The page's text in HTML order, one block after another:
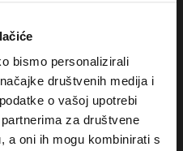
bismo personalizirali
društvenih medija i
o vašoj upotrebi
za društvene
a oni ih mogu kombinirati s